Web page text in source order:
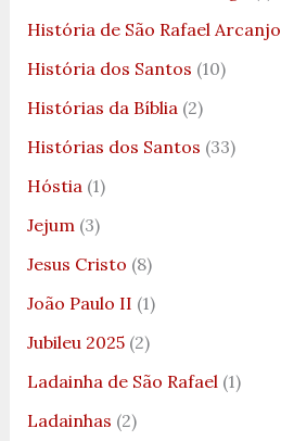
História de São Rafael Arcanjo
História dos Santos (10)
Histórias da Bíblia(2)
Histórias dos Santos (33)
Hóstia(1)
Jejum(3)
Jesus Cristo (8)
João Paulo II (1)
Jubileu 2025(2)
Ladainha de São Rafael(1)
Ladainhas (2)